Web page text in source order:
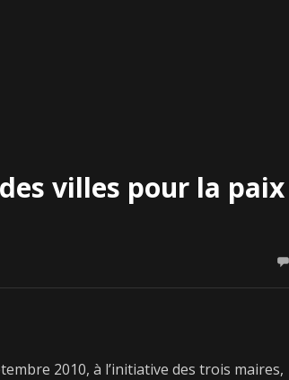
villes pour la paix
2010, à l’initiative des trois maires,